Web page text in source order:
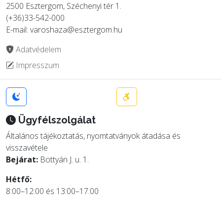
2500 Esztergom, Széchenyi tér 1.
(+36)33-542-000
E-mail: varoshaza@esztergom.hu
Adatvédelem
Impresszum
Ügyfélszolgálat
Általános tájékoztatás, nyomtatványok átadása és
visszavétele
Bejárat: Bottyán J. u. 1.
Hétfő:
8:00–12:00 és 13:00–17:00